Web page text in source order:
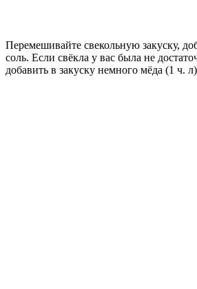
Перемешивайте свекольную закуску,
соль. Если свёкла у вас была не
добавить в закуску немного мёда (1 ч.